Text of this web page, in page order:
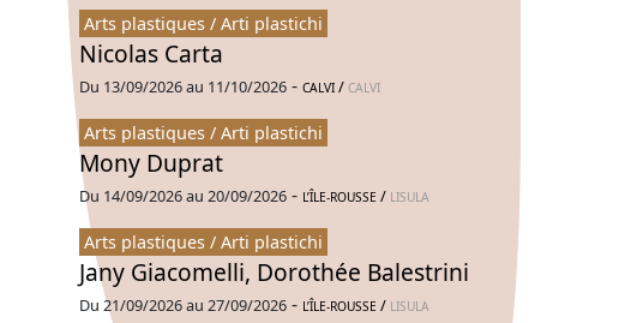
Arts plastiques / Arti plastichi
Nicolas Carta
Du 13/09/2026 au 11/10/2026 - CALVI / CALVI
Arts plastiques / Arti plastichi
Mony Duprat
Du 14/09/2026 au 20/09/2026 - L’ÎLE-ROUSSE / LISULA
Arts plastiques / Arti plastichi
Jany Giacomelli, Dorothée Balestrini
Du 21/09/2026 au 27/09/2026 - L’ÎLE-ROUSSE / LISULA